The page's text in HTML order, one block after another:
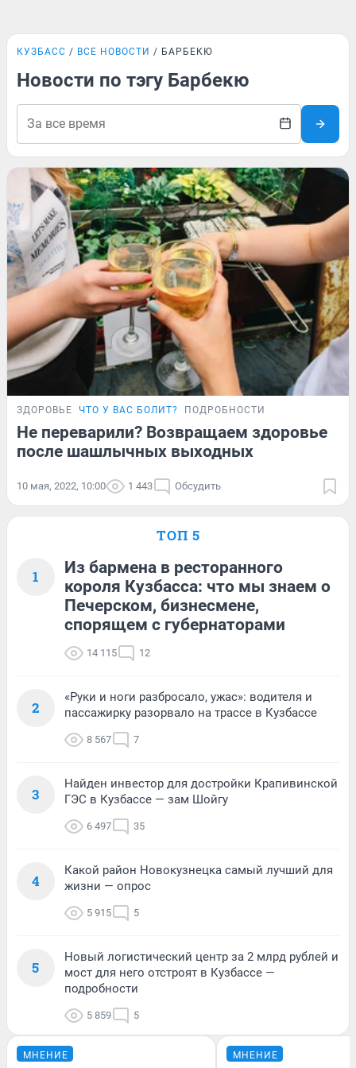
КУЗБАСС ВСЕ НОВОСТИ БАРБЕКЮ
Новости по тэгу Барбекю
ЗДОРОВЬЕ ЧТО У ВАС БОЛИТ? ПОДРОБНОСТИ
Не переварили? Возвращаем здоровье
после шашлычных выходных
10 мая, 2022, 10:00 1 443 Обсудить
ТОП 5
1
Из бармена в ресторанного
короля Кузбасса: что мы знаем о
Печерском, бизнесмене,
спорящем с губернаторами
14 115 12
2
«Руки и ноги разбросало, ужас»: водителя и
пассажирку разорвало на трассе в Кузбассе
8 567 7
3
Найден инвестор для достройки Крапивинской
ГЭС в Кузбассе — зам Шойгу
6 497 35
4
Какой район Новокузнецка самый лучший для
жизни — опрос
5 915 5
5
Новый логистический центр за 2 млрд рублей и
мост для него отстроят в Кузбассе —
подробности
5 859 5
МНЕНИЕ МНЕНИЕ